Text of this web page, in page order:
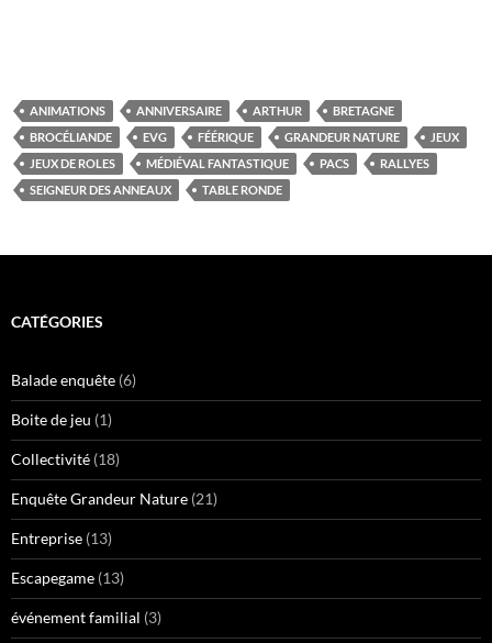
ANIMATIONS ANNIVERSAIRE ARTHUR
BRETAGNE
BROCÉLIANDE
EVG FÉÉRIQUE GRANDEUR NATURE
JEUX
JEUX DE ROLES
MÉDIÉVAL FANTASTIQUE PACS
RALLYES
SEIGNEUR DES ANNEAUX
TABLE RONDE
CATÉGORIES
Balade enquête (6)
Boite de jeu (1)
Collectivité (18)
Enquête Grandeur Nature (21)
Entreprise (13)
Escapegame (13)
événement familial (3)